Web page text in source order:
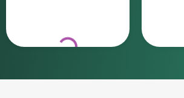
Loading...